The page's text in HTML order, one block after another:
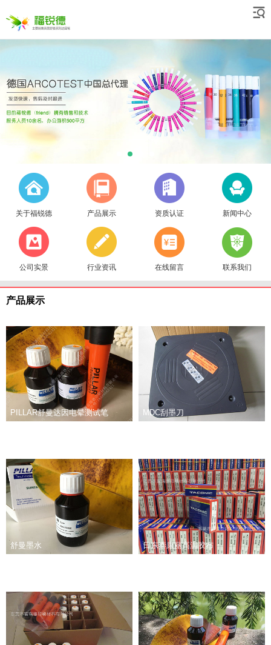
关于福锐德 产品展示 资质认证 新闻中心
公司实景 行业资讯 在线留言 联系我们
产品展示
PILLAR舒曼达因电晕测试笔 MDC刮墨刀
舒曼墨水 日东泰康丽高温胶布